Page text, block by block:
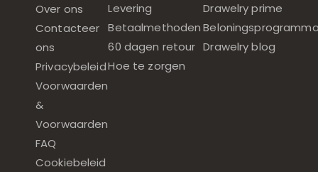
Over ons
Contacteer
ons
Privacybeleid
Voorwaarden
&
Voorwaarden
FAQ
Cookiebeleid
Levering
Betaalmethoden
60 dagen retour
Hoe te zorgen
Drawelry prime
Drawelry blog